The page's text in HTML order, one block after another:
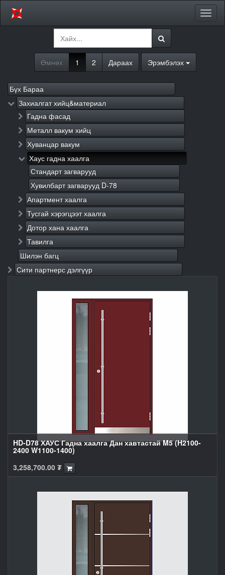
Өмнөх 1 2 Дараах Эрэмбэлэх
Бүх Бараа
Захиалгат хийц&материал
Гадна фасад
Металл вакум хийц
Хуванцар вакум
Хаус гадна хаалга
Стандарт загварууд
Хувилбарт загварууд D-78
Апартмент хаалга
Тусгай хэрэгцээт хаалга
Дотор хана хаалга
Тавилга
Шилэн багц
Сити партнерс дэлгүүр
HD-D78 ХАУС Гадна хаалга Дан хавтастай M5 (H2100-
2400 W1100-1400)
3,258,700.00 ₮